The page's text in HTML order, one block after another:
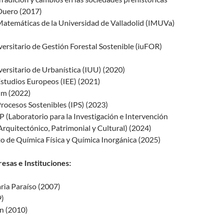
(2017)
de la Universidad de Valladolid (IMUVa)
de Gestión Forestal Sostenible (iuFOR)
de Urbanística (IUU) (2020)
Europeos (IEE) (2021)
(2022)
Sostenibles (IPS) (2023)
(Laboratorio para la Investigación e Intervención
Patrimonial y Cultural) (2024)
de Química Física y Química Inorgánica (2025)
e Instituciones:
Paraíso (2007)
(2010)